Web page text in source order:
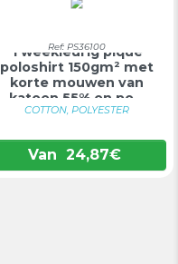
Ref: PS36100
Tweekleurig piqué
poloshirt 150gm² met
korte mouwen van
katoen 55% en po...
COTTON, POLYESTER
Van 24,87€